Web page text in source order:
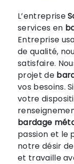
L’entreprise
services en
Entreprise
de qualité,
satisfaire.
projet de
vos besoins.
votre
bardage
passion et le
notre désir
et travaille